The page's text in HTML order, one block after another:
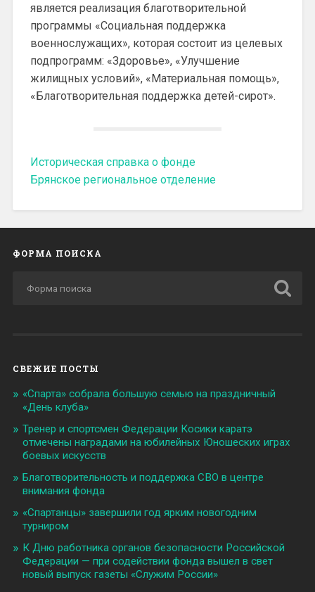
является реализация благотворительной
программы «Социальная поддержка
военнослужащих», которая состоит из целевых
подпрограмм: «Здоровье», «Улучшение
жилищных условий», «Материальная помощь»,
«Благотворительная поддержка детей-сирот».
Историческая справка о фонде
Брянское региональное отделение
ФОРМА ПОИСКА
СВЕЖИЕ ПОСТЫ
«Спарта» собрала большую семью на праздничный
«День клуба»
Тренер и спортсмен Федерации Косики каратэ
отмечены наградами на юбилейных Юношеских играх
боевых искусств
Благотворительность и поддержка СВО в центре
внимания фонда
«Спартанцы» завершили год ярким новогодним
турниром
К Дню работника органов безопасности Российской
Федерации — при содействии фонда вышел в свет
новый выпуск газеты «Служим России»